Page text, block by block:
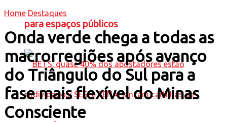
para espaços públicos
Home Destaques
Onda verde chega a todas as
macrorregiões após avanço
do Triângulo do Sul para a
fase mais flexível do Minas
Consciente